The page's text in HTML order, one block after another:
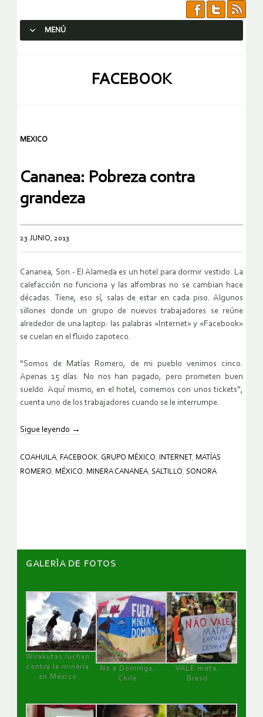
MENÚ
FACEBOOK
MEXICO
Cananea: Pobreza contra
grandeza
23 JUNIO, 2013
Cananea, Son.- El Alameda es un hotel para dormir vestido. La
calefacción no funciona y las alfombras no se cambian hace
décadas. Tiene, eso sí, salas de estar en cada piso. Algunos
sillones donde un grupo de nuevos trabajadores se reúne
alrededor de una laptop: las palabras «Internet» y «Facebook»
se cuelan en el fluido zapoteco.
“Somos de Matías Romero, de mi pueblo venimos cinco.
Apenas 15 días. No nos han pagado, pero prometen buen
sueldo. Aquí mismo, en el hotel, comemos con unos tickets”,
cuenta uno de los trabajadores cuando se le interrumpe.
Sigue leyendo →
COAHUILA, FACEBOOK, GRUPO MÉXICO, INTERNET , MATÍAS
ROMERO, MÉXICO, MINERA CANANEA, SALTILLO, SONORA
GALERÌA DE FOTOS
Wirakutas luchan
contra la minería
en México
No a Dominga,
Chile
VALE mata,
Brasil